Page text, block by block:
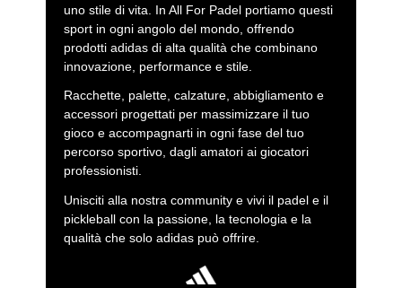
uno stile di vita. In All For Padel portiamo questi
sport in ogni angolo del mondo, offrendo
prodotti adidas di alta qualità che combinano
innovazione, performance e stile.
Racchette, palette, calzature, abbigliamento e
accessori progettati per massimizzare il tuo
gioco e accompagnarti in ogni fase del tuo
percorso sportivo, dagli amatori ai giocatori
professionisti.
Unisciti alla nostra community e vivi il padel e il
pickleball con la passione, la tecnologia e la
qualità che solo adidas può offrire.